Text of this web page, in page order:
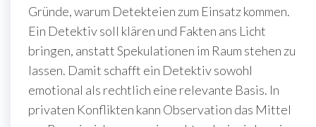
Gründe, warum Detekteien zum Einsatz kommen.
Ein Detektiv soll klären und Fakten ans Licht
bringen, anstatt Spekulationen im Raum stehen zu
lassen. Damit schafft ein Detektiv sowohl
emotional als rechtlich eine relevante Basis. In
privaten Konflikten kann Observation das Mittel